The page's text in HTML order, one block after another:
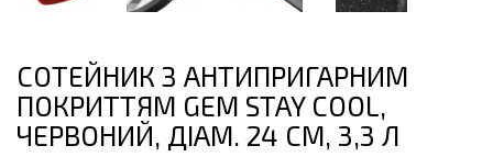
СОТЕЙНИК З АНТИПРИГАРНИМ
ПОКРИТТЯМ GEM STAY COOL,
ЧЕРВОНИЙ, ДІАМ. 24 СМ, 3,3 Л